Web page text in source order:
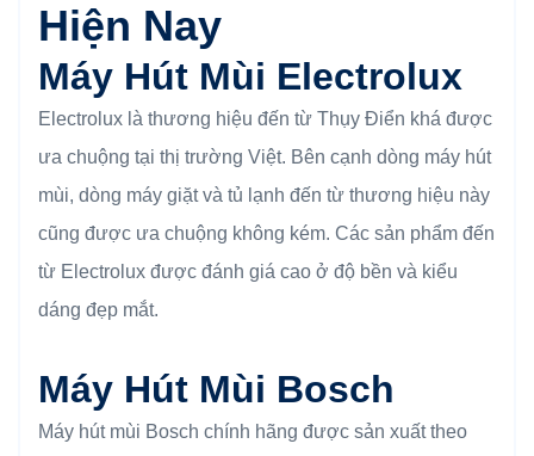
Hiện Nay
Máy Hút Mùi Electrolux
Electrolux là thương hiệu đến từ Thụy Điển khá được
ưa chuộng tại thị trường Việt. Bên cạnh dòng máy hút
mùi, dòng máy giặt và tủ lạnh đến từ thương hiệu này
cũng được ưa chuộng không kém. Các sản phẩm đến
từ Electrolux được đánh giá cao ở độ bền và kiểu
dáng đẹp mắt.
Máy Hút Mùi Bosch
Máy hút mùi Bosch chính hãng được sản xuất theo